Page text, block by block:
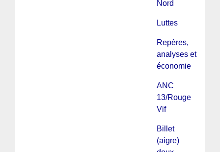
Nord
Luttes
Repères,
analyses et
économie
ANC
13/Rouge
Vif
Billet
(aigre)